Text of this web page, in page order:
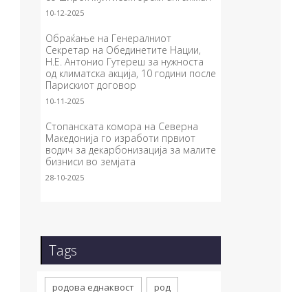
10-12-2025
Обраќање на Генералниот
Секретар на Обединетите Нации,
Н.Е. Антонио Гутереш за нужноста
од климатска акција, 10 години после
Парискиот договор
10-11-2025
Стопанската комора на Северна
Македонија го изработи првиот
водич за декарбонизација за малите
бизниси во земјата
28-10-2025
Tags
родова еднаквост
род